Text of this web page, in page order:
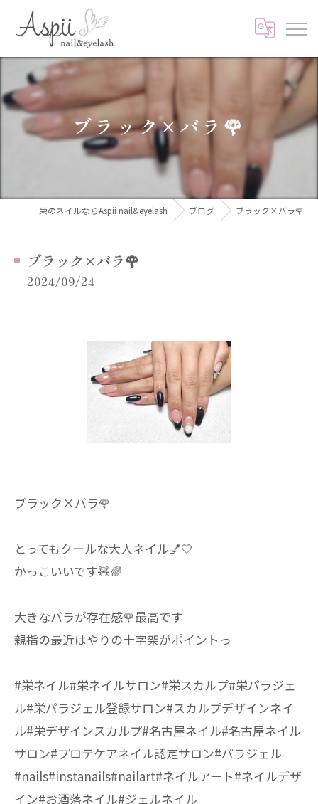
ブラック×バラ🌹
栄のネイルならAspii nail&eyelash ブログ ブラック×バラ🌹
ブラック×バラ🌹
2024/09/24
ブラック×バラ🌹
とってもクールな大人ネイル💅🤍
かっこいいです🧸🌈
大きなバラが存在感🌹最高です
親指の最近はやりの十字架がポイントっ
#栄ネイル#栄ネイルサロン#栄スカルプ#栄パラジェ
ル#栄パラジェル登録サロン#スカルプデザインネイ
ル#栄デザインスカルプ#名古屋ネイル#名古屋ネイル
サロン#プロテケアネイル認定サロン#パラジェル
#nails#instanails#nailart#ネイルアート#ネイルデザ
イン#お酒落ネイル#ジェルネイル